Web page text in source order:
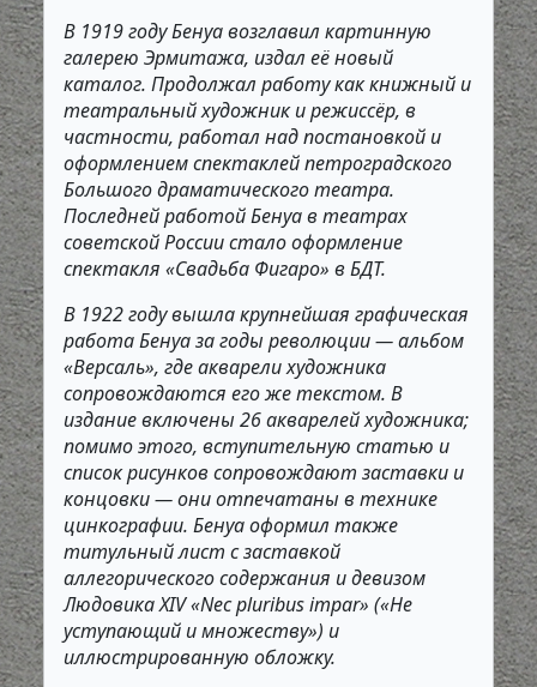
В 1919 году Бенуа возглавил картинную
галерею Эрмитажа, издал её новый
каталог. Продолжал работу как книжный и
театральный художник и режиссёр, в
частности, работал над постановкой и
оформлением спектаклей петроградского
Большого драматического театра.
Последней работой Бенуа в театрах
советской России стало оформление
спектакля «Свадьба Фигаро» в БДТ.
В 1922 году вышла крупнейшая графическая
работа Бенуа за годы революции — альбом
«Версаль», где акварели художника
сопровождаются его же текстом. В
издание включены 26 акварелей художника;
помимо этого, вступительную статью и
список рисунков сопровождают заставки и
концовки — они отпечатаны в технике
цинкографии. Бенуа оформил также
титульный лист с заставкой
аллегорического содержания и девизом
Людовика XIV «Nec pluribus impar» («Не
уступающий и множеству») и
иллюстрированную обложку.